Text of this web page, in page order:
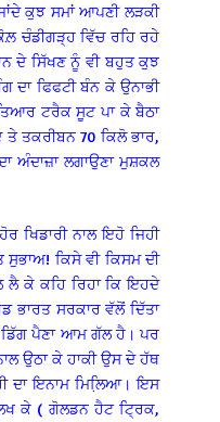
ਕੁਝ ਸਮਾਂ ਆਪਣੀ ਲੜਕੀ
ਚੰਡੀਗੜ੍ਹ ਵਿੱਚ ਰਹਿ ਰਹੇ
ਦੇ ਸਿੱਖਣ ਨੂੰ ਵੀ ਬਹੁਤ ਕੁਝ
ਦਾ ਫਿਫਟੀ ਬੰਨ ਕੇ ਉਨਾਭੀ
ਟਰੈਕ ਸੂਟ ਪਾ ਕੇ ਬੈਠਾ
ਤਕਰੀਬਨ 70 ਕਿਲੋ ਭਾਰ,
ਅੰਦਾਜ਼ਾ ਲਗਾਉਣਾ ਮੁਸ਼ਕਲ
ਖਿਡਾਰੀ ਨਾਲ ਇਹੋ ਜਿਹੀ
ਕਿਸੇ ਵੀ ਕਿਸਮ ਦੀ
ਲੈ ਕੇ ਕਹਿ ਰਿਹਾ ਕਿ ਇਹਦੇ
ਭਾਰਤ ਸਰਕਾਰ ਵੱਲੋਂ ਦਿੱਤਾ
ਡਿੱਗ ਪੈਣਾ ਆਮ ਗੱਲ ਹੈ। ਪਰ
ਉਠਾ ਕੇ ਹਾਕੀ ਉਸ ਦੇ ਹੱਥ
ਦਾ ਇਨਾਮ ਮਿਲਿ਼ਆ। ਇਸ
ਕੇ ( ਗੋਲਡਨ ਹੈਟ ਟ੍ਰਿਕ,